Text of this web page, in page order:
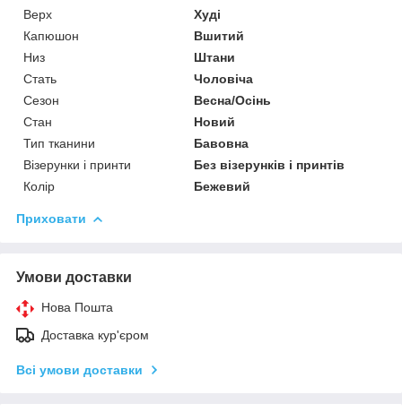
Верх
Худі
Капюшон
Вшитий
Низ
Штани
Стать
Чоловіча
Сезон
Весна/Осінь
Стан
Новий
Тип тканини
Бавовна
Візерунки і принти
Без візерунків і принтів
Колір
Бежевий
Приховати
Умови доставки
Нова Пошта
Доставка кур'єром
Всі умови доставки